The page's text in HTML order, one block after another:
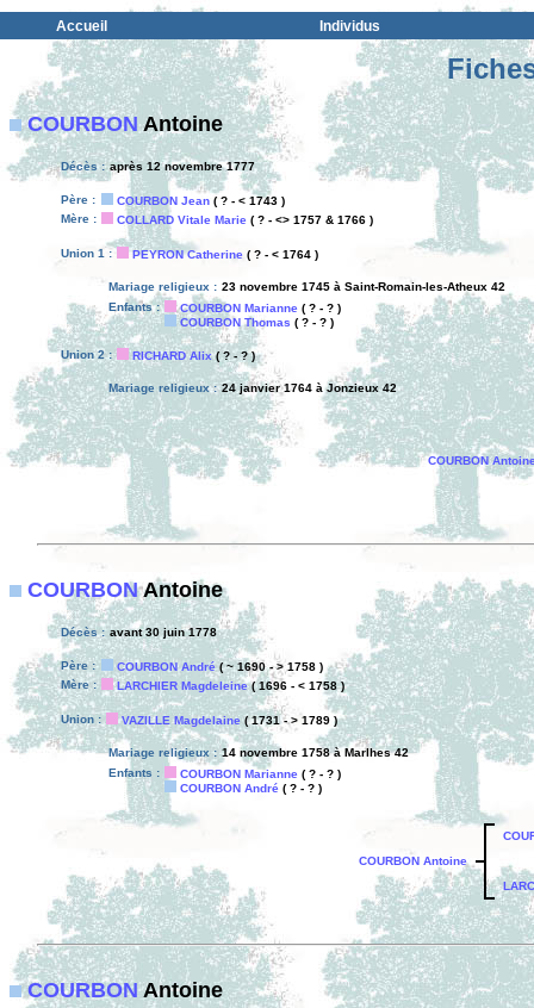
Accueil Individus
COURBONAntoine
Décès : après 12 novembre 1777
Père : COURBON Jean ( ? - < 1743 )
Mère :
COLLARD Vitale Marie ( ? - <> 1757 & 1766 )
Union 1 : PEYRON Catherine ( ? - < 1764 )
Mariage religieux : 23 novembre 1745 à Saint-Romain-les-Atheux 42
Enfants :
COURBON Marianne ( ? - ? )
COURBON Thomas ( ? - ? )
Union 2 : RICHARD Alix( ? - ? )
Mariage religieux : 24 janvier 1764 à Jonzieux 42
COURBON
COURBONAntoine
Décès : avant 30 juin 1778
Père : COURBON André( ~ 1690 - > 1758 )
Mère :
LARCHIER Magdeleine( 1696 - < 1758 )
Union : VAZILLE Magdelaine( 1731 - > 1789 )
Mariage religieux : 14 novembre 1758 à Marlhes 42
Enfants :
COURBON Marianne ( ? - ? )
COURBON André ( ? - ? )
COURBON Antoine
COURBONAntoine